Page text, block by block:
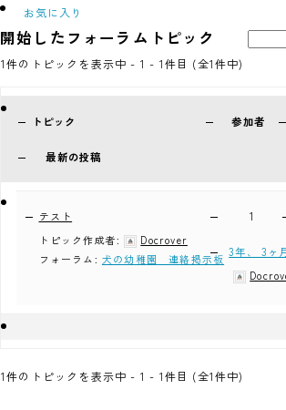
ご予約・お問い合わせ
ACCESS
お気に入り
開始したフォーラムトピック
1件のトピックを表示中 - 1 - 1件目 (全1件中)
トピック 参加者
最新の投稿
テスト
トピック作成者:
Docrover
フォーラム: 犬の幼稚園 連絡掲示板
1
3年、 3ヶ
1件のトピックを表示中 - 1 - 1件目 (全1件中)